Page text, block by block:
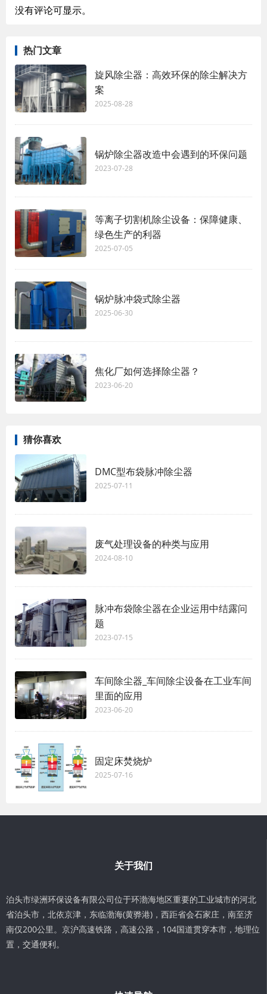
没有评论可显示。
热门文章
旋风除尘器：高效环保的除尘解决方
案
2025-08-28
锅炉除尘器改造中会遇到的环保问题
2023-07-28
等离子切割机除尘设备：保障健康、
绿色生产的利器
2025-07-05
锅炉脉冲袋式除尘器
2025-06-30
焦化厂如何选择除尘器？
2023-06-20
猜你喜欢
DMC型布袋脉冲除尘器
2025-07-11
废气处理设备的种类与应用
2024-08-10
脉冲布袋除尘器在企业运用中结露问
题
2023-07-15
车间除尘器_车间除尘设备在工业车间
里面的应用
2023-06-20
固定床焚烧炉
2025-07-16
关于我们
泊头市绿洲环保设备有限公司位于环渤海地区重要的工业城市的河北
省泊头市，北依京津，东临渤海(黄骅港)，西距省会石家庄，南至济
南仅200公里。京沪高速铁路，高速公路，104国道贯穿本市，地理位
置，交通便利。